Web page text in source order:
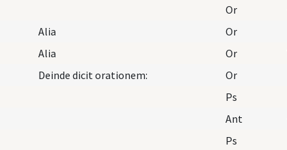
Or
Alia Or
Alia Or
Deinde dicit orationem: Or
Ps
Ant
Ps